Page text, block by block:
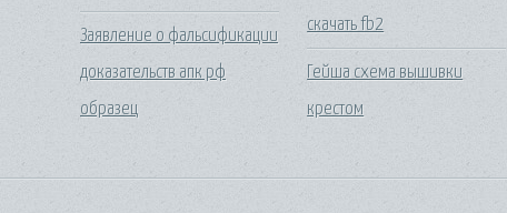
Заявление о фальсификации
доказательств апк рф
образец
скачать fb2
Гейша схема вышивки
крестом